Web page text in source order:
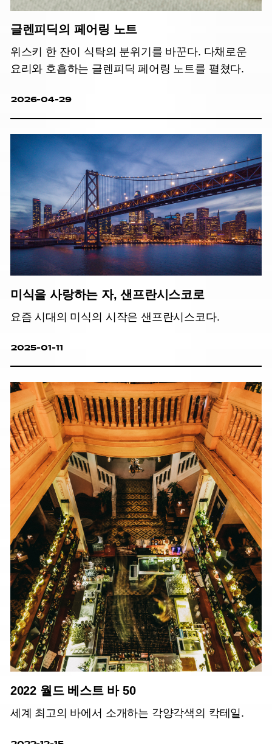
글렌피딕의 페어링 노트
위스키 한 잔이 식탁의 분위기를 바꾼다. 다채로운
요리와 호흡하는 글렌피딕 페어링 노트를 펼쳤다.
2026-04-29
미식을 사랑하는 자, 샌프란시스코로
요즘 시대의 미식의 시작은 샌프란시스코다.
2025-01-11
2022 월드 베스트 바 50
세계 최고의 바에서 소개하는 각양각색의 칵테일.